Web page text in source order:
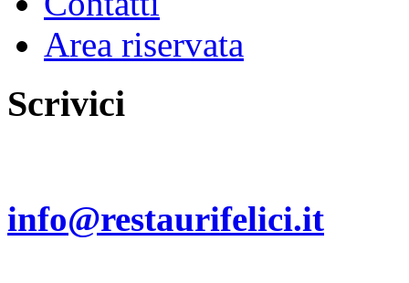
Area riservata
Scrivici
info@restaurifelici.it